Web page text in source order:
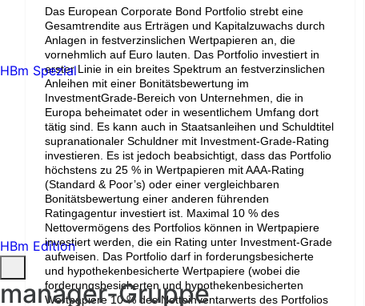
Das European Corporate Bond Portfolio strebt eine
Gesamtrendite aus Erträgen und Kapitalzuwachs durch
Anlagen in festverzinslichen Wertpapieren an, die
vornehmlich auf Euro lauten. Das Portfolio investiert in
erster Linie in ein breites Spektrum an festverzinslichen
Anleihen mit einer Bonitätsbewertung im
InvestmentGrade-Bereich von Unternehmen, die in
Europa beheimatet oder in wesentlichem Umfang dort
tätig sind. Es kann auch in Staatsanleihen und Schuldtitel
supranationaler Schuldner mit Investment-Grade-Rating
investieren. Es ist jedoch beabsichtigt, dass das Portfolio
höchstens zu 25 % in Wertpapieren mit AAA-Rating
(Standard & Poor’s) oder einer vergleichbaren
Bonitätsbewertung einer anderen führenden
Ratingagentur investiert ist. Maximal 10 % des
Nettovermögens des Portfolios können in Wertpapiere
investiert werden, die ein Rating unter Investment-Grade
aufweisen. Das Portfolio darf in forderungsbesicherte
und hypothekenbesicherte Wertpapiere (wobei die
forderungsbesicherten und hypothekenbesicherten
Wertpapiere 10 % des Nettoinventarwerts des Portfolios
HBm Spezial
HBm Edition
manager-Gruppe